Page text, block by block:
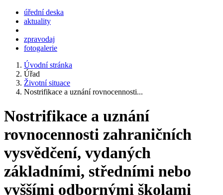
úřední deska
aktuality
zpravodaj
fotogalerie
Úvodní stránka
Úřad
Životní situace
Nostrifikace a uznání rovnocennosti...
Nostrifikace a uznání
rovnocennosti zahraničních
vysvědčení, vydaných
základními, středními nebo
vyššími odbornými školami